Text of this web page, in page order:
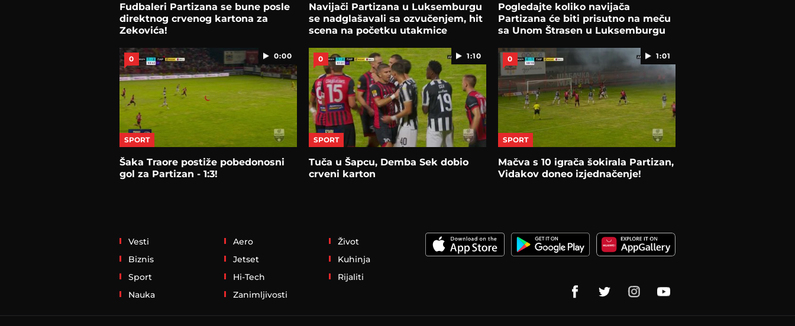
Fudbaleri Partizana se bune posle
direktnog crvenog kartona za
Zekovića!
Navijači Partizana u Luksemburgu
se nadglašavali sa ozvučenjem, hit
scena na početku utakmice
Pogledajte koliko navijača
Partizana će biti prisutno na meču
sa Unom Štrasen u Luksemburgu
0:00
0
SPORT
Šaka Traore postiže pobedonosni
gol za Partizan - 1:3!
1:10
0
SPORT
Tuča u Šapcu, Demba Sek dobio
crveni karton
1:01
0
SPORT
Mačva s 10 igrača šokirala Partizan,
Vidakov doneo izjednačenje!
Vesti
Biznis
Sport
Nauka
Aero
Jetset
Hi-Tech
Zanimljivosti
Život
Kuhinja
Rijaliti